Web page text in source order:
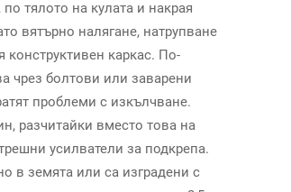
тялото на кулата и накрая
вятърно налягане, натрупване
конструктивен каркас. По-
чрез болтови или заварени
проблеми с изкълчване.
разчитайки вместо това на
усилватели за подкрепа.
в земята или са изградени с